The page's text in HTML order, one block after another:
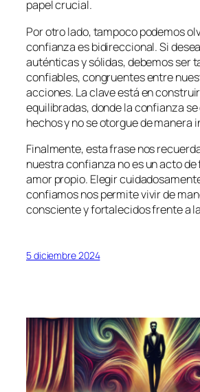
papel crucial.
Por otro lado, tampoco podemos
confianza es bidireccional. Si
auténticas y sólidas, debemos ser
confiables, congruentes entre
acciones. La clave está en
equilibradas, donde la confianza
hechos y no se otorgue de manera
Finalmente, esta frase nos
nuestra confianza no es un acto
amor propio. Elegir
confiamos nos permite vivir de
consciente y fortalecidos frente a
5 diciembre 2024